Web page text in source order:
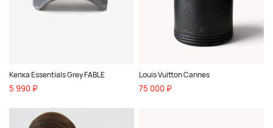
Кепка Essentials Grey FABLE
5 990 ₽
Louis Vuitton Cannes
75 000 ₽